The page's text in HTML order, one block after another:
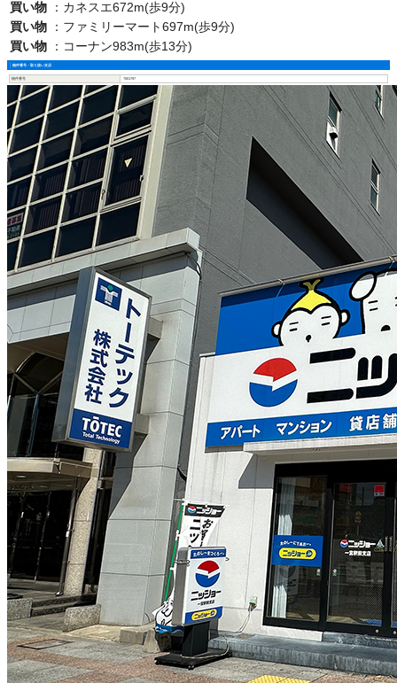
買い物 ： カネスエ672m(歩9分)
買い物
： ファミリーマート697m(歩9分)
買い物
： コーナン983m(歩13分)
物件番号・取り扱い支店
物件番号 7001797